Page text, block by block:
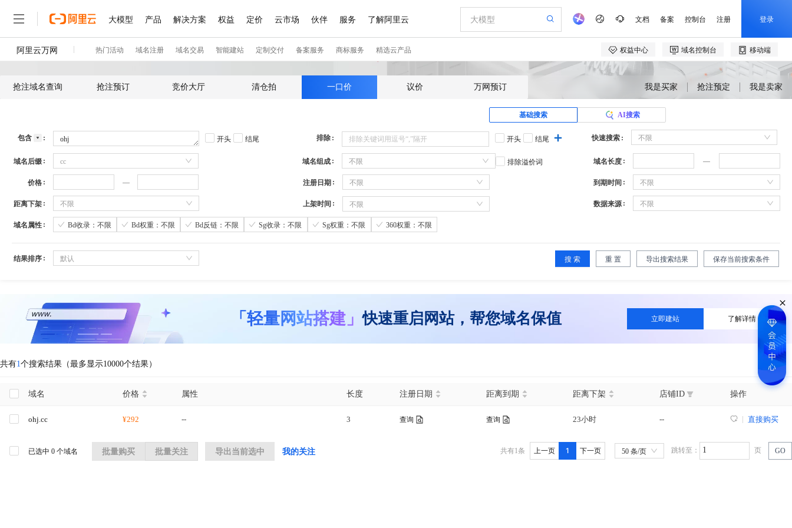
抢注域名查询 抢注预订 竞价大厅 清仓拍 一口价 议价 万网预订 我是买家 抢注预定 我是卖家
基础搜索 AI搜索
包含 开头 结尾 排除 开头 结尾 快速搜索 不限
域名后缀 cc 域名组成 不限 排除溢价词 域名长度
价格 注册日期 不限 到期时间 不限
距离下架 不限 上架时间 不限 数据来源 不限
域名属性 Bd收录：不限 Bd权重：不限 Bd反链：不限 Sg收录：不限 Sg权重：不限 360权重：不限
结果排序 默认 搜 索 重 置 导出搜索结果 保存当前搜索条件
「轻量网站搭建」快速重启网站，帮您域名保值 立即建站 了解详情
共有1个搜索结果（最多显示10000个结果）
域名 价格 属性 长度 注册日期 距离到期 距离下架 店铺ID 操作
ohj.cc ¥292 -- 3 查询 查询 23小时 -- 直接购买
已选中 0 个域名 批量购买 批量关注 导出当前选中 我的关注 共有1条 上一页 1 下一页 50 条/页 跳转至： 页 GO